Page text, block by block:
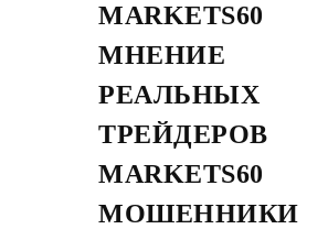
MARKETS60
МНЕНИЕ
РЕАЛЬНЫХ
ТРЕЙДЕРОВ
MARKETS60
МОШЕННИКИ